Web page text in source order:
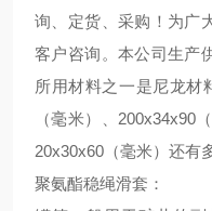
询、定货、采购！为广
客户咨询。本公司生产
所用材料之一是尼龙材
（毫米）、 200x34x90
20x30x60 （毫米）还有
聚氨酯稳绳滑套：